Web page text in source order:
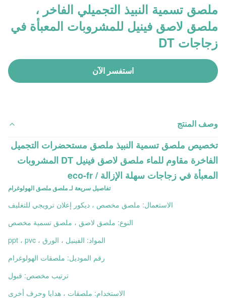
ملصق تسمية النبيذ التجميلي الفاخر ،
ملصق لاصق فينيل للمشروبات المعبأة في
زجاجات DT
استفسر الآن
وصف المنتج
تخصيص ملصق تسمية النبيذ ملصق مستحضرات التجميل
الفاخرة مقاوم للماء ملصق لاصق فينيل DT المشروبات
المعبأة في زجاجات سهلة الإزالة / eco-fr
تفاصيل سريعة لـملصق ملصق الهولوغرام
الاستعمال: ملصق مخصص ، ديكور إعلان ترويجي للتغليف
النوع: ملصق لاصق ، ملصق تسمية مخصص
المواد: الفينيل ، الورق ، ppt ، pvc
رقم الموديل: ملصقات الهولوغرام
ترتيب مخصص: قبول
الاستخدام: ملصقات ، هدايا وحرف أخرى